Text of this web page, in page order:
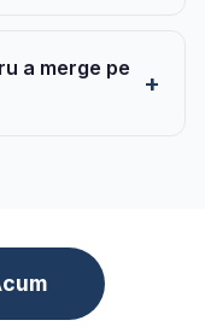
a merge pe